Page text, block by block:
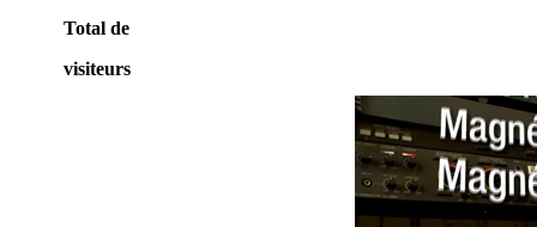
Total de
visiteurs